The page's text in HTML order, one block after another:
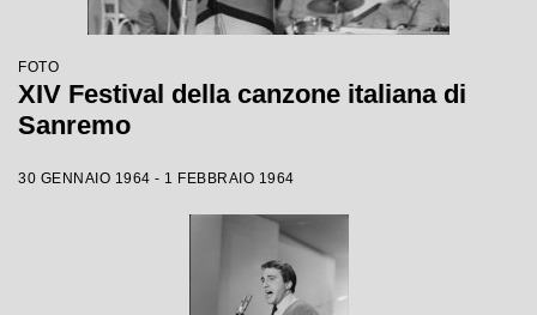
FOTO
XIV Festival della canzone italiana di
Sanremo
30 GENNAIO 1964 - 1 FEBBRAIO 1964